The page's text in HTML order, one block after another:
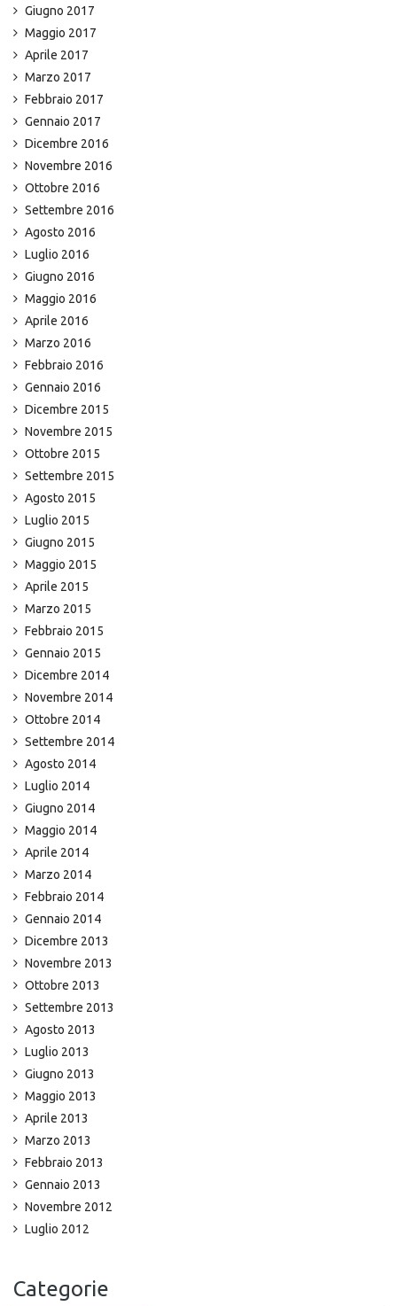
Giugno 2017
Maggio 2017
Aprile 2017
Marzo 2017
Febbraio 2017
Gennaio 2017
Dicembre 2016
Novembre 2016
Ottobre 2016
Settembre 2016
Agosto 2016
Luglio 2016
Giugno 2016
Maggio 2016
Aprile 2016
Marzo 2016
Febbraio 2016
Gennaio 2016
Dicembre 2015
Novembre 2015
Ottobre 2015
Settembre 2015
Agosto 2015
Luglio 2015
Giugno 2015
Maggio 2015
Aprile 2015
Marzo 2015
Febbraio 2015
Gennaio 2015
Dicembre 2014
Novembre 2014
Ottobre 2014
Settembre 2014
Agosto 2014
Luglio 2014
Giugno 2014
Maggio 2014
Aprile 2014
Marzo 2014
Febbraio 2014
Gennaio 2014
Dicembre 2013
Novembre 2013
Ottobre 2013
Settembre 2013
Agosto 2013
Luglio 2013
Giugno 2013
Maggio 2013
Aprile 2013
Marzo 2013
Febbraio 2013
Gennaio 2013
Novembre 2012
Luglio 2012
Categorie